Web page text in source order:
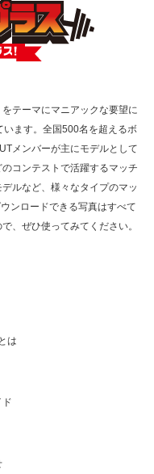
組「ONE MORNING」
ですよ」に取材されまし
舞台挨拶へマッスルプラ
JAPAN 」にてマッス
テーマにマニアックな要望に
ます。全国500名を超えるボ
メンバーが主にモデルとして
コンテストで活躍するマッチ
ルなど、様々なタイプのマッ
ンロードできる写真はすべて
、ぜひ使ってみてください。
は
ド